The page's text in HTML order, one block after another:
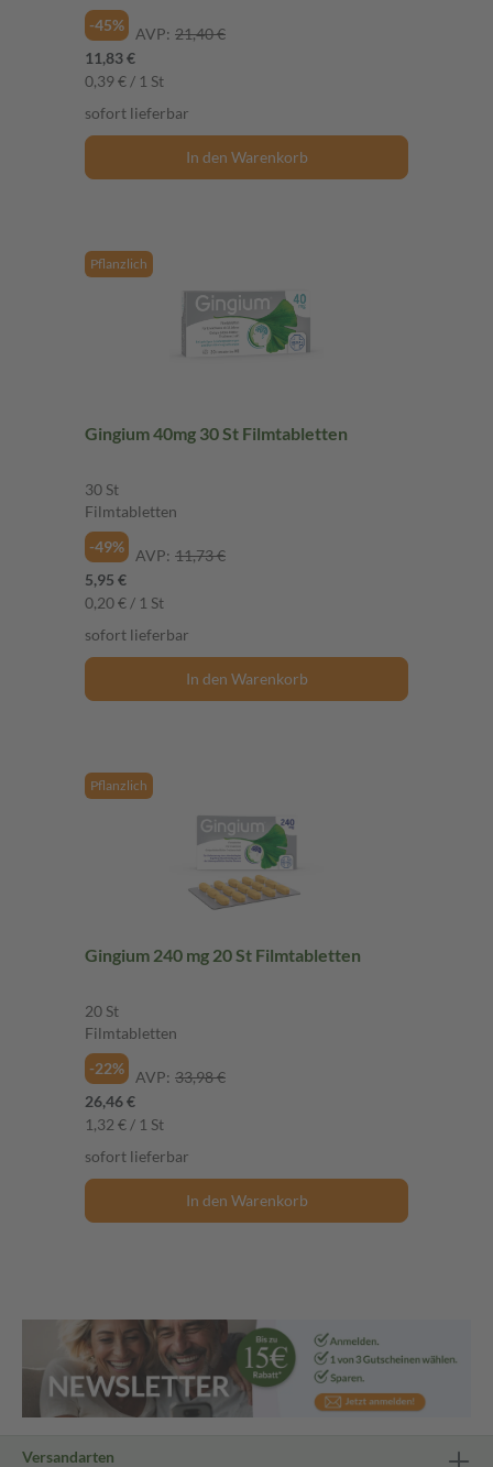
-45% AVP: 21,40 €
11,83 €
0,39 € / 1 St
sofort lieferbar
In den Warenkorb
Pflanzlich
Gingium 40mg 30 St Filmtabletten
30 St
Filmtabletten
-49%
AVP: 11,73 €
5,95 €
0,20 € / 1 St
sofort lieferbar
In den Warenkorb
Pflanzlich
Gingium 240 mg 20 St Filmtabletten
20 St
Filmtabletten
-22%
AVP: 33,98 €
26,46 €
1,32 € / 1 St
sofort lieferbar
In den Warenkorb
Versandarten